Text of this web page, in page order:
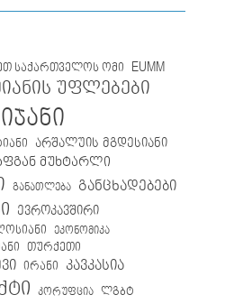
საქართველოს ომი EUMM
უფლებები
არშალუის მგდესიანი
მუხტარლი
განათლება განცხადებები
ევროკავშირი
ეკონომიკა
თურქეთი
ირანი კავკასია
კორუფცია ლგბტ